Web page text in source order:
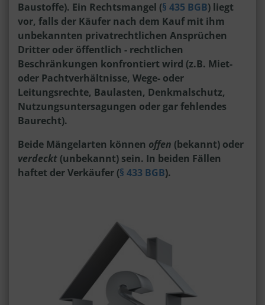
Baustoffe). Ein Rechtsmangel (§ 435 BGB) liegt
vor, falls der Käufer nach dem Kauf mit ihm
unbekannten privatrechtlichen Ansprüchen
Dritter oder öffentlich - rechtlichen
Beschränkungen konfrontiert wird (z.B. Miet-
oder Pachtverhältnisse, Wege- oder
Leitungsrechte, Baulasten, Denkmalschutz,
Nutzungsuntersagungen oder gar fehlendes
Baurecht).
Beide Mängelarten können offen (bekannt) oder
verdeckt (unbekannt) sein. In beiden Fällen
haftet der Verkäufer (§ 433 BGB).